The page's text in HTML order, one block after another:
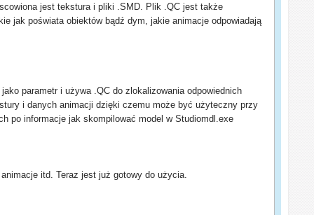
jest tekstura i pliki .SMD. Plik .QC jest także
jak poświata obiektów bądź dym, jakie animacje odpowiadają
parametr i używa .QC do zlokalizowania odpowiednich
i danych animacji dzięki czemu może być użyteczny przy
po informacje jak skompilować model w Studiomdl.exe
itd. Teraz jest już gotowy do użycia.